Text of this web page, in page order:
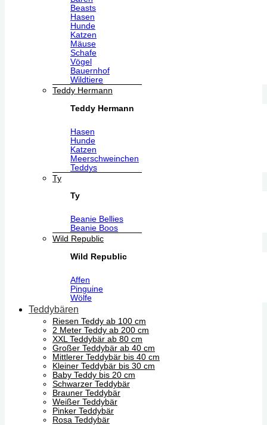
Beasts
Hasen
Hunde
Katzen
Mäuse
Schafe
Vögel
Bauernhof
Wildtiere
Teddy Hermann
Teddy Hermann
Hasen
Hunde
Katzen
Meerschweinchen
Teddys
Ty
Ty
Beanie Bellies
Beanie Boos
Wild Republic
Wild Republic
Affen
Pinguine
Wölfe
Teddybären
Riesen Teddy ab 100 cm
2 Meter Teddy ab 200 cm
XXL Teddybär ab 80 cm
Großer Teddybär ab 40 cm
Mittlerer Teddybär bis 40 cm
Kleiner Teddybär bis 30 cm
Baby Teddy bis 20 cm
Schwarzer Teddybär
Brauner Teddybär
Weißer Teddybär
Pinker Teddybär
Rosa Teddybär